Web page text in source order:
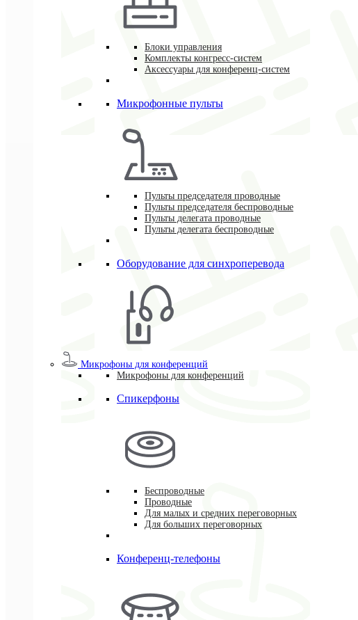
Блоки управления
Комплекты конгресс-систем
Аксессуары для конференц-систем
Микрофонные пульты
Пульты председателя проводные
Пульты председателя беспроводные
Пульты делегата проводные
Пульты делегата беспроводные
Оборудование для синхроперевода
Микрофоны для конференций
Микрофоны для конференций
Спикерфоны
Беспроводные
Проводные
Для малых и средних переговорных
Для больших переговорных
Конференц-телефоны